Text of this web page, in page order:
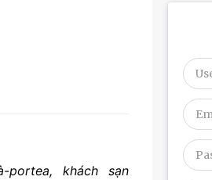
khách sạn